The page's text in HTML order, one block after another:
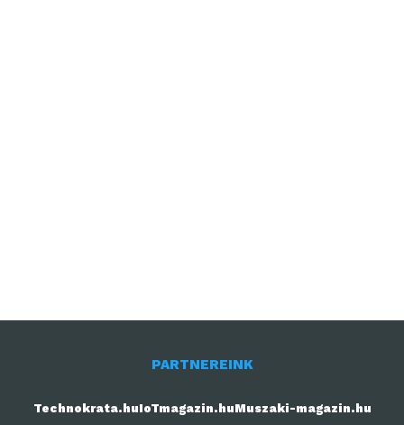
PARTNEREINK
Technokrata.huIoTmagazin.huMuszaki-magazin.hu